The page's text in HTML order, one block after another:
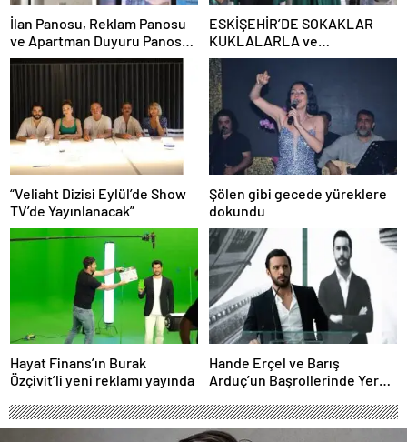
İlan Panosu, Reklam Panosu
ve Apartman Duyuru Panosu
Kullanım Alanları ve
Avantajları
ESKİŞEHİR’DE SOKAKLAR
KUKLALARLA ve
ÇOCUKLARIN NEŞESİYLE
RENKLENİYOR!
“Veliaht Dizisi Eylül’de Show
TV’de Yayınlanacak”
Şölen gibi gecede yüreklere
dokundu
Hayat Finans’ın Burak
Özçivit’li yeni reklamı yayında
Hande Erçel ve Barış
Arduç’un Başrollerinde Yer
Tüm Bölümleri Şimdi
Disney+’ta Yayında!